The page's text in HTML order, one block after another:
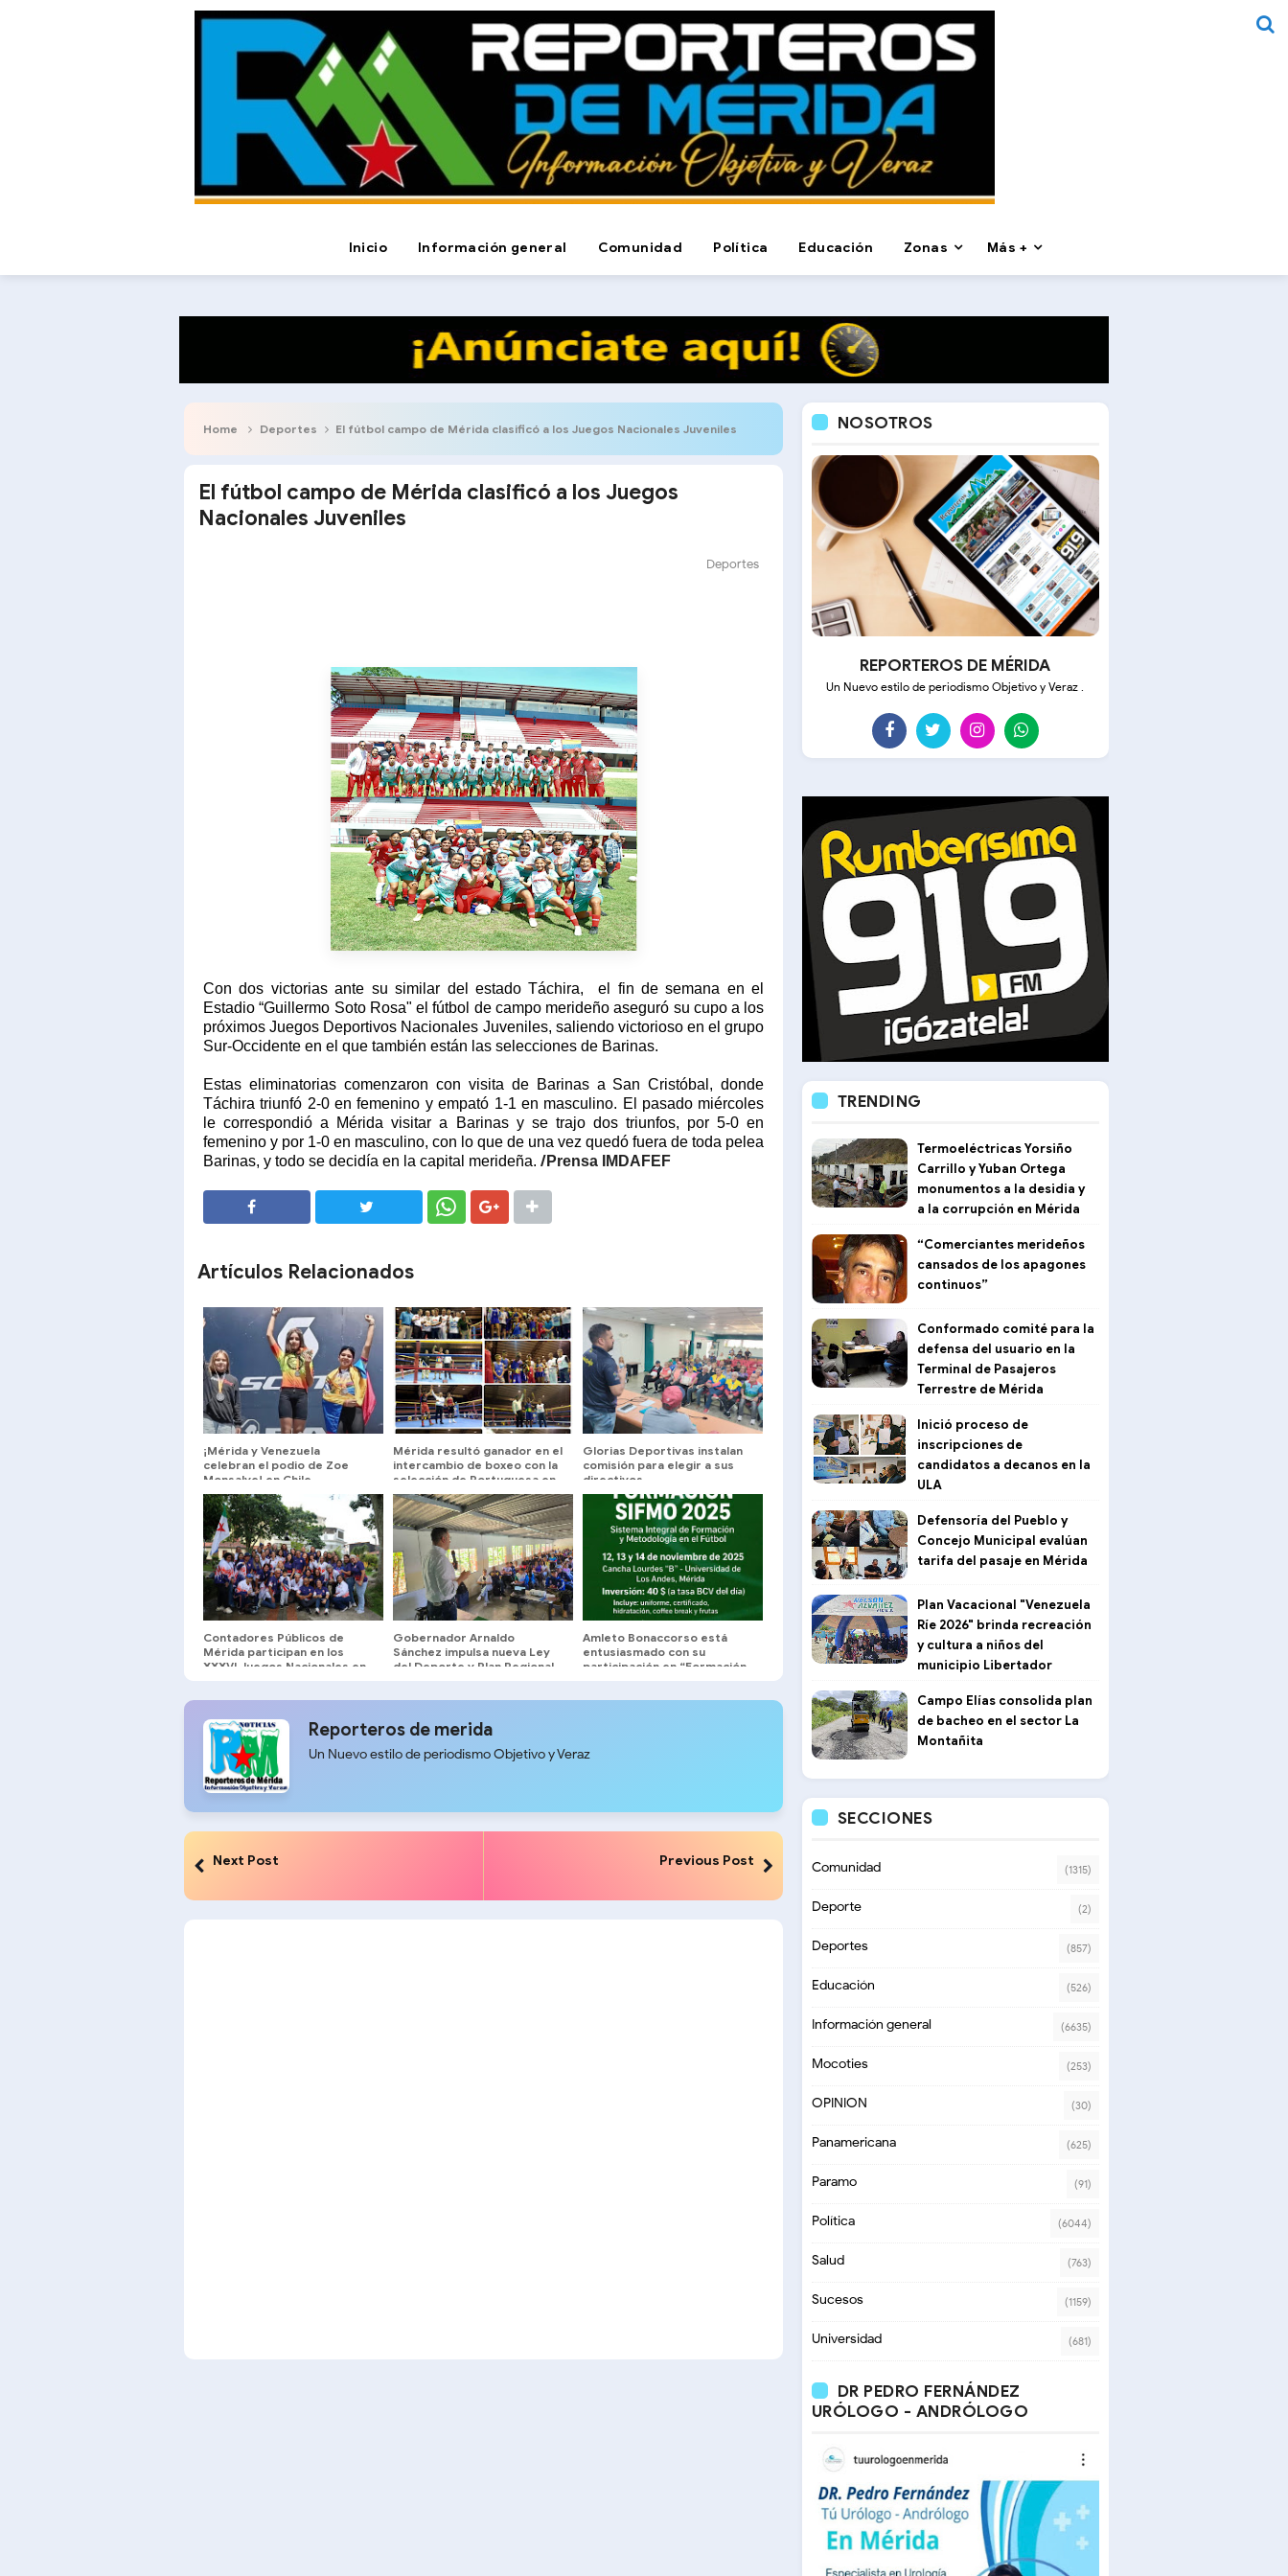
Inicio Información general Comunidad Política Educación Zonas Más +
Home Deportes El fútbol campo de Mérida clasificó a los Juegos Nacionales Juveniles
El fútbol campo de Mérida clasificó a los Juegos
Nacionales Juveniles
Deportes
Con dos victorias ante su similar del estado Táchira, el fin de semana en el
Estadio “Guillermo Soto Rosa" el fútbol de campo merideño aseguró su cupo a los
próximos Juegos Deportivos Nacionales Juveniles, saliendo victorioso en el grupo
Sur-Occidente en el que también están las selecciones de Barinas.
Estas eliminatorias comenzaron con visita de Barinas a San Cristóbal, donde
Táchira triunfó 2-0 en femenino y empató 1-1 en masculino. El pasado miércoles
le correspondió a Mérida visitar a Barinas y se trajo dos triunfos, por 5-0 en
femenino y por 1-0 en masculino, con lo que de una vez quedó fuera de toda pelea
Barinas, y todo se decidía en la capital merideña. /Prensa IMDAFEF
Artículos Relacionados
​¡Mérida y Venezuela
celebran el podio de Zoe
Monsalve! en Chile
Mérida resultó ganador en el
intercambio de boxeo con la
selección de Portuguesa en
El Vigía
Glorias Deportivas instalan
comisión para elegir a sus
directivos
Contadores Públicos de
Mérida participan en los
XXXVI Juegos Nacionales en
Gobernador Arnaldo
Sánchez impulsa nueva Ley
del Deporte y Plan Regional
Amleto Bonaccorso está
entusiasmado con su
participación en “Formación
Reporteros de merida
Un Nuevo estilo de periodismo Objetivo y Veraz
Next Post Previous Post
NOSOTROS
REPORTEROS DE MÉRIDA
Un Nuevo estilo de periodismo Objetivo y Veraz .
TRENDING
Termoeléctricas Yorsiño
Carrillo y Yuban Ortega
monumentos a la desidia y
a la corrupción en Mérida
“Comerciantes merideños
cansados de los apagones
continuos”
Conformado comité para la
defensa del usuario en la
Terminal de Pasajeros
Terrestre de Mérida
Inició proceso de
inscripciones de
candidatos a decanos en la
ULA
Defensoría del Pueblo y
Concejo Municipal evalúan
tarifa del pasaje en Mérida
Plan Vacacional "Venezuela
Ríe 2026" brinda recreación
y cultura a niños del
municipio Libertador
Campo Elías consolida plan
de bacheo en el sector La
Montañita
SECCIONES
Comunidad (1315)
Deporte (2)
Deportes (857)
Educación (526)
Información general (6635)
Mocoties (253)
OPINION (30)
Panamericana (625)
Paramo (91)
Política (6044)
Salud (763)
Sucesos (1159)
Universidad (681)
DR PEDRO FERNÁNDEZ
URÓLOGO - ANDRÓLOGO